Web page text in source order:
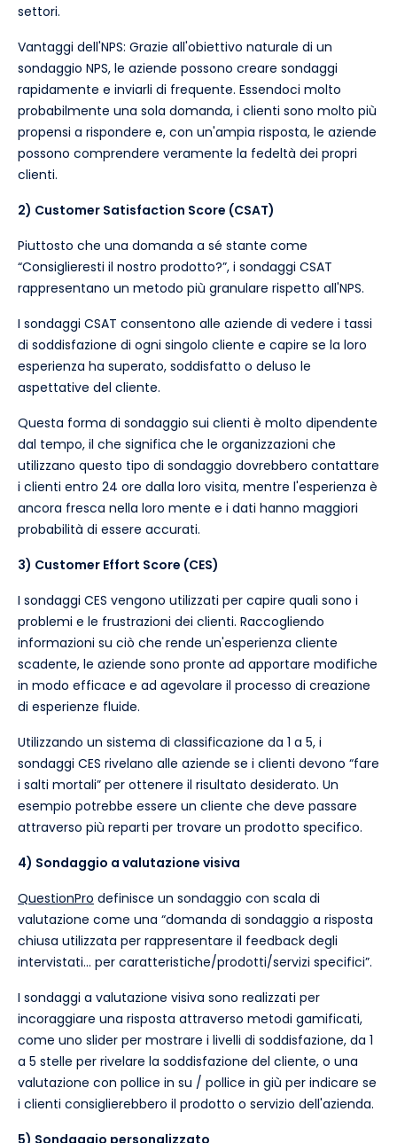
settori.
Vantaggi dell'NPS: Grazie all'obiettivo naturale di un
sondaggio NPS, le aziende possono creare sondaggi
rapidamente e inviarli di frequente. Essendoci molto
probabilmente una sola domanda, i clienti sono molto più
propensi a rispondere e, con un'ampia risposta, le aziende
possono comprendere veramente la fedeltà dei propri
clienti.
2) Customer Satisfaction Score (CSAT)
Piuttosto che una domanda a sé stante come
“Consiglieresti il nostro prodotto?”, i sondaggi CSAT
rappresentano un metodo più granulare rispetto all'NPS.
I sondaggi CSAT consentono alle aziende di vedere i tassi
di soddisfazione di ogni singolo cliente e capire se la loro
esperienza ha superato, soddisfatto o deluso le
aspettative del cliente.
Questa forma di sondaggio sui clienti è molto dipendente
dal tempo, il che significa che le organizzazioni che
utilizzano questo tipo di sondaggio dovrebbero contattare
i clienti entro 24 ore dalla loro visita, mentre l'esperienza è
ancora fresca nella loro mente e i dati hanno maggiori
probabilità di essere accurati.
3) Customer Effort Score (CES)
I sondaggi CES vengono utilizzati per capire quali sono i
problemi e le frustrazioni dei clienti. Raccogliendo
informazioni su ciò che rende un'esperienza cliente
scadente, le aziende sono pronte ad apportare modifiche
in modo efficace e ad agevolare il processo di creazione
di esperienze fluide.
Utilizzando un sistema di classificazione da 1 a 5, i
sondaggi CES rivelano alle aziende se i clienti devono “fare
i salti mortali” per ottenere il risultato desiderato. Un
esempio potrebbe essere un cliente che deve passare
attraverso più reparti per trovare un prodotto specifico.
4) Sondaggio a valutazione visiva
QuestionPro definisce un sondaggio con scala di
valutazione come una “domanda di sondaggio a risposta
chiusa utilizzata per rappresentare il feedback degli
intervistati... per caratteristiche/prodotti/servizi specifici”.
I sondaggi a valutazione visiva sono realizzati per
incoraggiare una risposta attraverso metodi gamificati,
come uno slider per mostrare i livelli di soddisfazione, da 1
a 5 stelle per rivelare la soddisfazione del cliente, o una
valutazione con pollice in su / pollice in giù per indicare se
i clienti consiglierebbero il prodotto o servizio dell'azienda.
5) Sondaggio personalizzato